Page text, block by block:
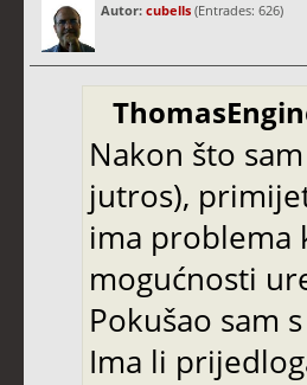
Autor: cubells (Entrades: 626)
Nakon što
jutros),
ima problema
mogućnosti
Pokušao sam
Ima li